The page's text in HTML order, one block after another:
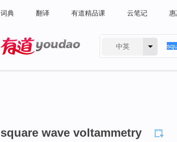
词典 翻译 有道精品课 云笔记
中英
square wave voltammetry